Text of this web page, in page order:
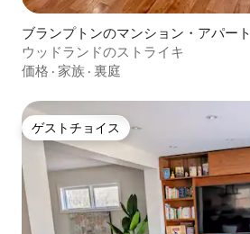
ブランプトンのマンション・アパート
ウッドランドのストライキ
価格 · 家族 · 裏庭
ゲストチョイス
ゲストチョイス